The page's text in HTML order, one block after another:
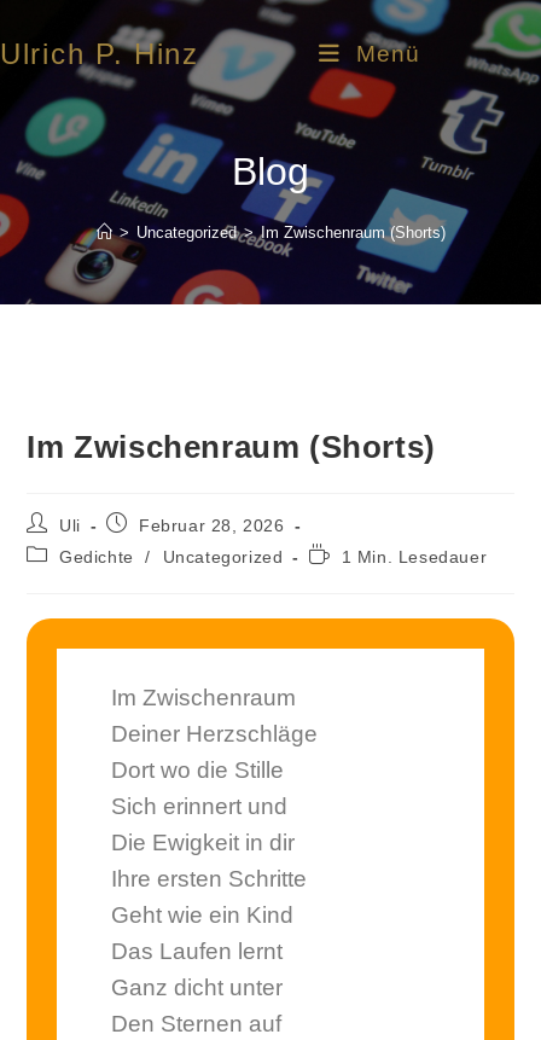
Ulrich P. Hinz Menü
Blog
> Uncategorized > Im Zwischenraum (Shorts)
Im Zwischenraum (Shorts)
Uli
Februar 28, 2026
Gedichte
/ Uncategorized 1 Min. Lesedauer
Im Zwischenraum
Deiner Herzschläge
Dort wo die Stille
Sich erinnert und
Die Ewigkeit in dir
Ihre ersten Schritte
Geht wie ein Kind
Das Laufen lernt
Ganz dicht unter
Den Sternen auf